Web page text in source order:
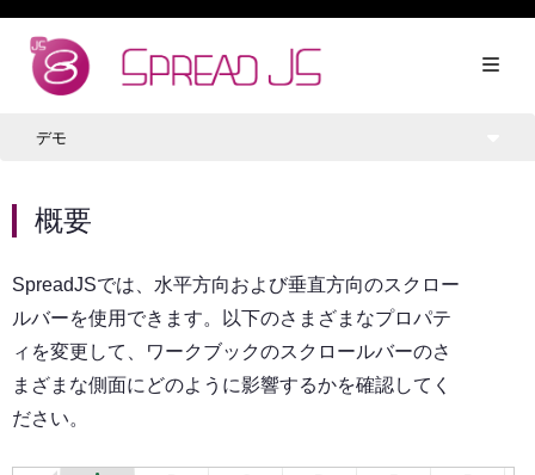
デモ
概要
SpreadJSでは、水平方向および垂直方向のスクロー
ルバーを使用できます。以下のさまざまなプロパテ
ィを変更して、ワークブックのスクロールバーのさ
まざまな側面にどのように影響するかを確認してく
ださい。